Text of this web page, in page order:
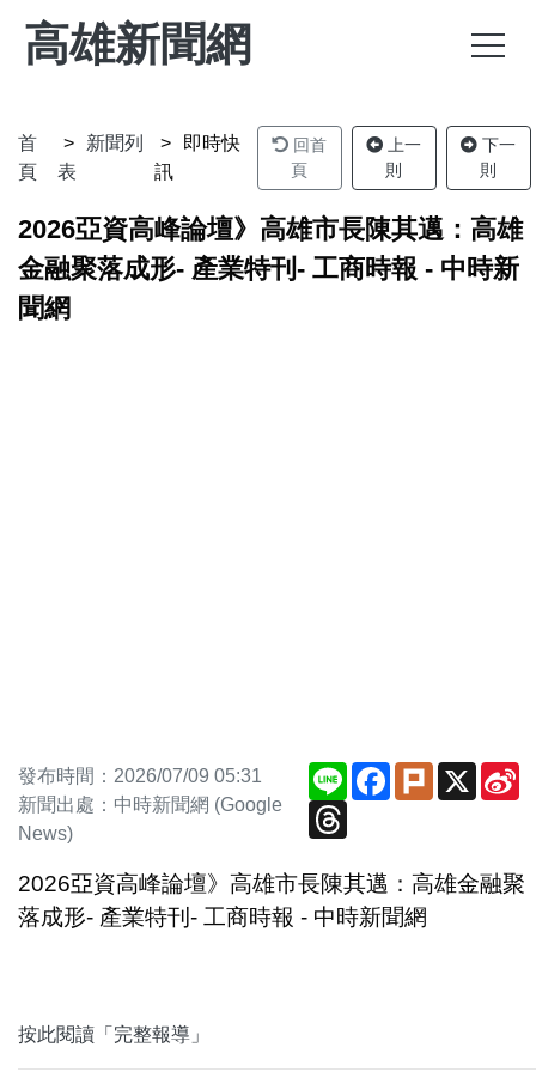
高雄新聞網
首
頁
新聞列
表
即時快
訊
回首
頁
上一
則
下一
則
2026亞資高峰論壇》高雄市長陳其邁：高雄
金融聚落成形- 產業特刊- 工商時報 - 中時新
聞網
發布時間：2026/07/09 05:31
新聞出處：中時新聞網 (Google
News)
Line Facebook
PlurkX
Threads
2026亞資高峰論壇》高雄市長陳其邁：高雄金融聚
落成形- 產業特刊- 工商時報 - 中時新聞網
按此閱讀「完整報導」